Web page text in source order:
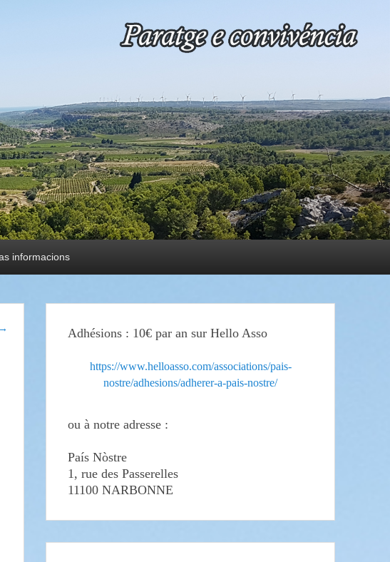
informacions
→ Adhésions : 10€ par an sur Hello Asso
https://www.helloasso.com/associations/pais-
nostre/adhesions/adherer-a-pais-nostre/
ou à notre adresse :
País Nòstre
1, rue des Passerelles
11100 NARBONNE